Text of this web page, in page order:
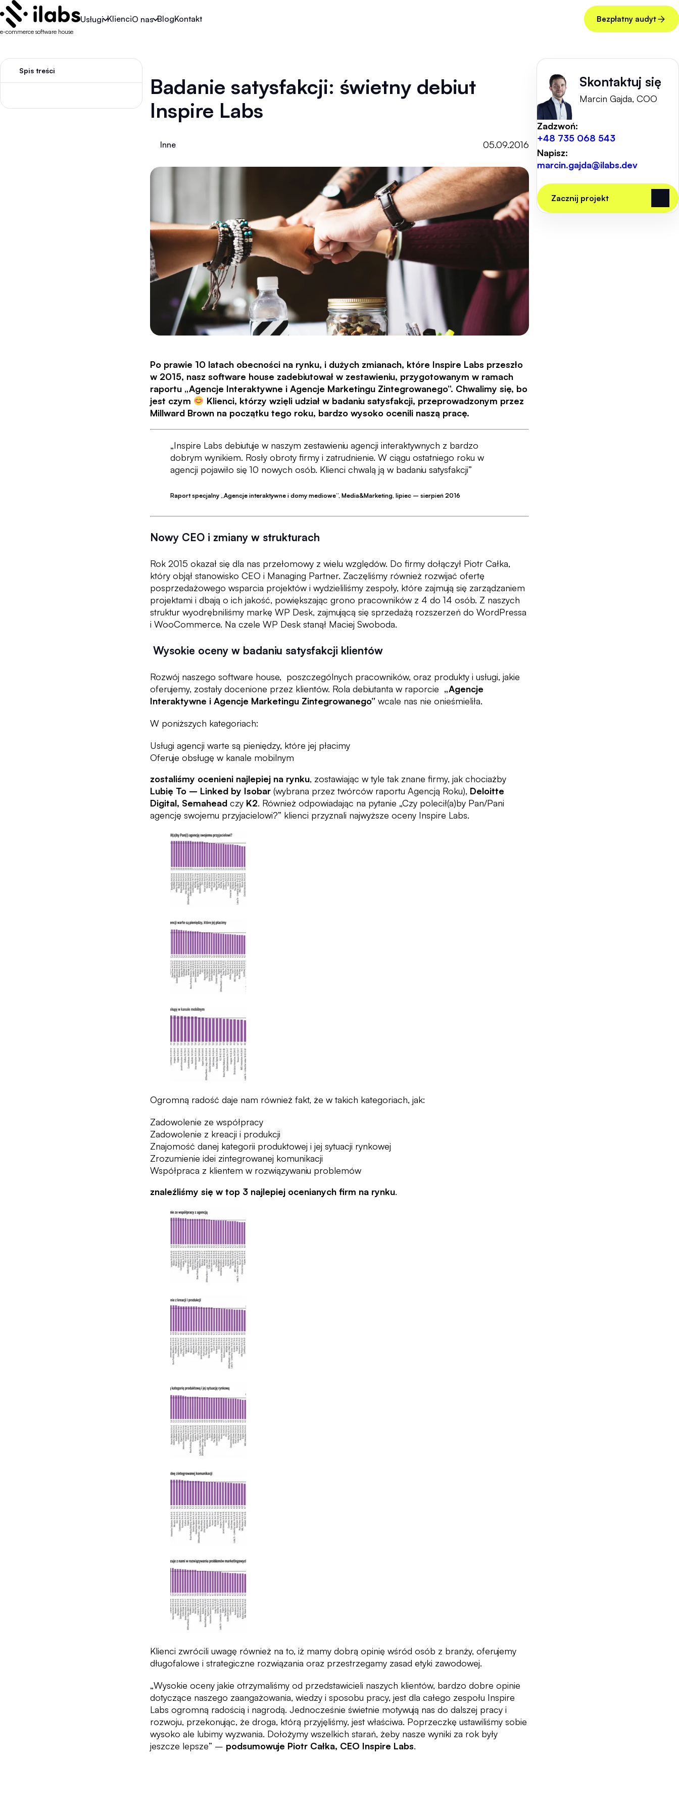
e-commerce software house
Usługi KlienciO nas BlogKontakt Bezpłatny audyt
Spis treści
Badanie satysfakcji: świetny debiut
Inspire Labs
Inne 05.09.2016
Po prawie 10 latach obecności na rynku, i dużych zmianach, które Inspire Labs przeszło
w 2015, nasz software house zadebiutował w zestawieniu, przygotowanym w ramach
raportu „Agencje Interaktywne i Agencje Marketingu Zintegrowanego”. Chwalimy się, bo
jest czym
Klienci, którzy wzięli udział w badaniu satysfakcji, przeprowadzonym przez
Millward Brown na początku tego roku, bardzo wysoko ocenili naszą pracę.
„Inspire Labs debiutuje w naszym zestawieniu agencji interaktywnych z bardzo
dobrymwynikiem. Rosły obroty firmy i zatrudnienie. W ciągu ostatniego rokuw
agencji pojawiło się 10 nowych osób. Klienci chwalą ją w badaniu satysfakcji”
Raport specjalny „Agencje interaktywne i domy mediowe”, Media&Marketing, lipiec – sierpień 2016
Nowy CEO i zmiany w strukturach
Rok 2015 okazał się dla nas przełomowy z wielu względów. Do firmy dołączył Piotr Całka,
który objął stanowisko CEO i Managing Partner. Zaczęliśmy również rozwijać ofertę
posprzedażowego wsparcia projektów i wydzieliliśmy zespoły, które zajmują się zarządzaniem
projektami i dbają o ich jakość, powiększając grono pracowników z 4 do 14 osób. Z naszych
struktur wyodrębniliśmy markę WP Desk, zajmującą się sprzedażą rozszerzeń do WordPressa
i WooCommerce. Na czele WP Desk stanął Maciej Swoboda.
Wysokie oceny w badaniu satysfakcji klientów
Rozwój naszego software house, poszczególnych pracowników, oraz produkty i usługi, jakie
oferujemy, zostały docenione przez klientów. Rola debiutanta w raporcie „Agencje
Interaktywne i Agencje Marketingu Zintegrowanego”wcale nas nie onieśmieliła.
W poniższych kategoriach:
Usługi agencji warte są pieniędzy, które jej płacimy
Oferuje obsługę w kanale mobilnym
zostaliśmy ocenieni najlepiej na rynku, zostawiając w tyle tak znane firmy, jak chociażby
Lubię To – Linked by Isobar(wybrana przez twórców raportu Agencją Roku), Deloitte
Digital, Semahead czy K2. Również odpowiadając na pytanie „Czy polecił(a)by Pan/Pani
agencję swojemu przyjacielowi?” klienci przyznali najwyższe oceny Inspire Labs.
Ogromną radość daje nam również fakt, że w takich kategoriach, jak:
Zadowolenie ze współpracy
Zadowolenie z kreacji i produkcji
Znajomość danej kategorii produktowej i jej sytuacji rynkowej
Zrozumienie idei zintegrowanej komunikacji
Współpraca z klientem w rozwiązywaniu problemów
znaleźliśmy się w top 3 najlepiej ocenianych firm na rynku.
Klienci zwrócili uwagę również na to, iż mamy dobrą opinię wśród osób z branży, oferujemy
długofalowe i strategiczne rozwiązania oraz przestrzegamy zasad etyki zawodowej.
„Wysokie oceny jakie otrzymaliśmy od przedstawicieli naszych klientów, bardzo dobre opinie
dotyczące naszego zaangażowania, wiedzy i sposobu pracy, jest dla całego zespołu Inspire
Labs ogromną radością i nagrodą. Jednocześnie świetnie motywują nas do dalszej pracy i
rozwoju, przekonując, że droga, którą przyjęliśmy, jest właściwa. Poprzeczkę ustawiliśmy sobie
wysoko ale lubimy wyzwania. Dołożymy wszelkich starań, żeby nasze wyniki za rok były
jeszcze lepsze” – podsumowuje Piotr Całka, CEO Inspire Labs.
Skontaktuj się
Marcin Gajda, COO
Zadzwoń:
+48 735 068 543
Napisz:
marcin.gajda@ilabs.dev
Zacznij projekt